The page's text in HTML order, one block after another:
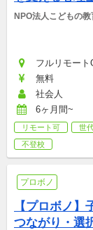
NPO法人こどもの
フルリモート
無料
社会人
6ヶ月間~
リモート可 世
不登校
プロボノ
【プロボノ】
つながり・選